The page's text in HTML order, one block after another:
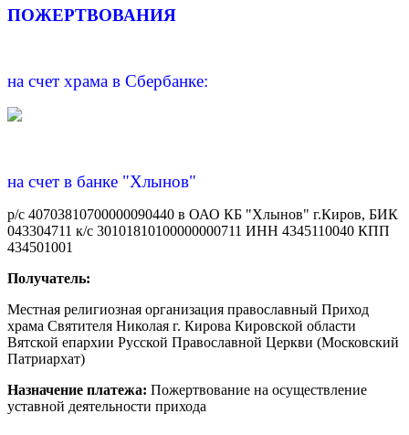
ПОЖЕРТВОВАНИЯ
на счет храма в Сбербанке:
на счет в банке "Хлынов"
р/с 40703810700000090440 в ОАО КБ "Хлынов" г.Киров, БИК
043304711 к/с 30101810100000000711 ИНН 4345110040 КПП
434501001
Получатель:
Местная религиозная организация православный Приход
храма Святителя Николая г. Кирова Кировской области
Вятской епархии Русской Православной Церкви (Московский
Патриархат)
Назначение платежа: Пожертвование на осуществление
уставной деятельности прихода